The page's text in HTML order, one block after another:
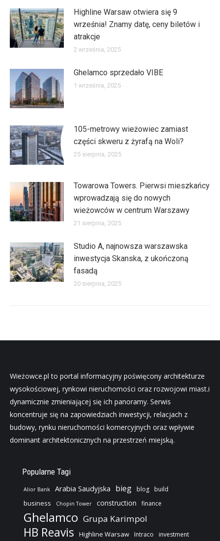
Highline Warsaw otwiera się 9
września! Znamy datę, ceny biletów i
atrakcje
2 września, 2025
Ghelamco sprzedało VIBE
1 września, 2025
105-metrowy wieżowiec zamiast
części skweru z żyrafą na Woli?
25 sierpnia, 2025
Towarowa Towers. Pierwsi mieszkańcy
wprowadzają się do nowych
wieżowców w centrum Warszawy
21 sierpnia, 2025
Studio A, najnowsza warszawska
inwestycja Skanska, z ukończoną
fasadą
20 sierpnia, 2025
Wieżowce.pl to portal informacyjny poświęcony architekturze
wysokościowej, rynkowi nieruchomości oraz rozwojowi miast.i
dynamicznie zmieniającej się ich panoramy. Serwis
koncentruje się na zapowiedziach inwestycji, relacjach z
budowy, rynku nieruchomości komercyjnych oraz wpływie
dominant architektonicznych na przestrzeń miejską.
Popularne Tagi
Alior Bank Arabia Saudyjska bieg blog build
business Chopin Tower construction finance
Ghelamco Grupa Karimpol
HB Reavis Highline Warsaw Intraco investment